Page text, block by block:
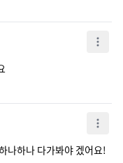
나하나 다가봐야 겠어요!